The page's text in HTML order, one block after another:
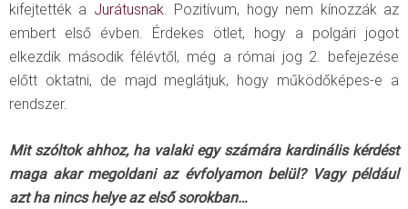
kifejtették a Jurátusnak. Pozitívum, hogy nem kínozzák az
embert első évben. Érdekes ötlet, hogy a polgári jogot
elkezdik második félévtől, még a római jog 2. befejezése
előtt oktatni, de majd meglátjuk, hogy működőképes-e a
rendszer.
Mit szóltok ahhoz, ha valaki egy számára kardinális kérdést
maga akar megoldani az évfolyamon belül? Vagy például
azt ha nincs helye az első sorokban…